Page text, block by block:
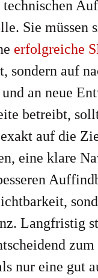
technischen
Sie müssen
erfolgreiche
sondern auf
an neue
betreibt,
auf die
eine klare
Langfristig
nur eine gut